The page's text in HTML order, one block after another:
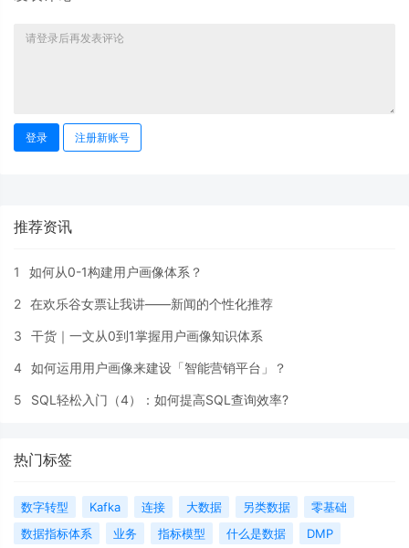
登录 注册新账号
推荐资讯
1 如何从0-1构建用户画像体系？
2 在欢乐谷女票让我讲——新闻的个性化推荐
3 干货｜一文从0到1掌握用户画像知识体系
4 如何运用用户画像来建设「智能营销平台」？
5 SQL轻松入门（4）：如何提高SQL查询效率?
热门标签
数字转型 Kafka 连接 大数据 另类数据
零基础
数据指标体系
业务 指标模型 什么是数据
DMP